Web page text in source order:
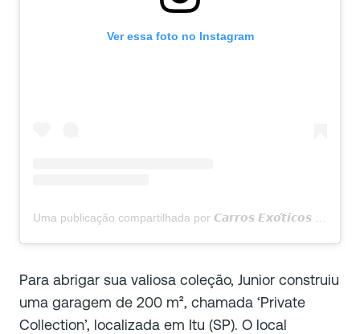
Ver essa foto no Instagram
Para abrigar sua valiosa coleção, Junior construiu
uma garagem de 200 m², chamada ‘Private
Collection’, localizada em Itu (SP). O local